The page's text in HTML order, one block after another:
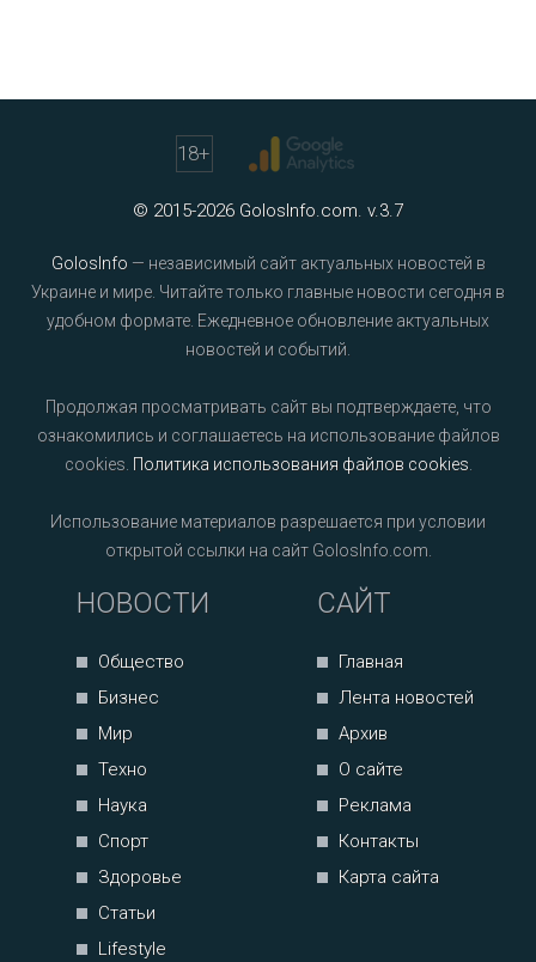
18+
© 2015-2026 GolosInfo.com. v.3.7
GolosInfo — независимый сайт актуальных новостей в
Украине и мире. Читайте только главные новости сегодня в
удобном формате. Ежедневное обновление актуальных
новостей и событий.
Продолжая просматривать сайт вы подтверждаете, что
ознакомились и соглашаетесь на использование файлов
cookies. Политика использования файлов cookies
Использование материалов разрешается при условии
открытой ссылки на сайт GolosInfo.com.
НОВОСТИ
Общество
Бизнес
Мир
Техно
Наука
Спорт
Здоровье
Статьи
Lifestyle
САЙТ
Главная
Лента новостей
Архив
О сайте
Реклама
Контакты
Карта сайта